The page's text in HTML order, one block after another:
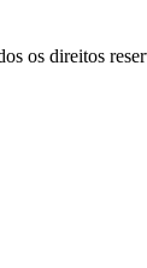
os direitos